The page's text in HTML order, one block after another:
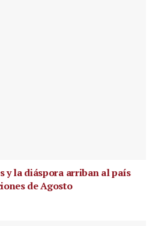
y la diáspora arriban al país
de Agosto